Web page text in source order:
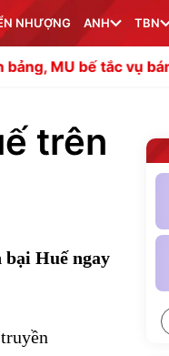
NHƯỢNG ANH TBN
vụ bán Rashford
trên
bại Huế ngay